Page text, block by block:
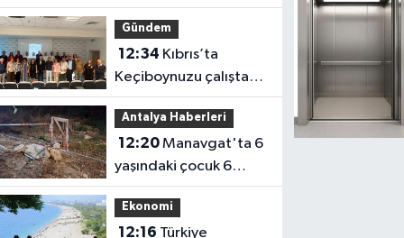
resmen kuruldu
Gündem
12:34
Keçiboynuzu çalıştayı
başarıyla
gerçekleştirildi
Antalya Haberleri
12:20Manavgat'ta 6
yaşındaki çocuk 6
metrelik kuyuya düştü
Ekonomi
12:16